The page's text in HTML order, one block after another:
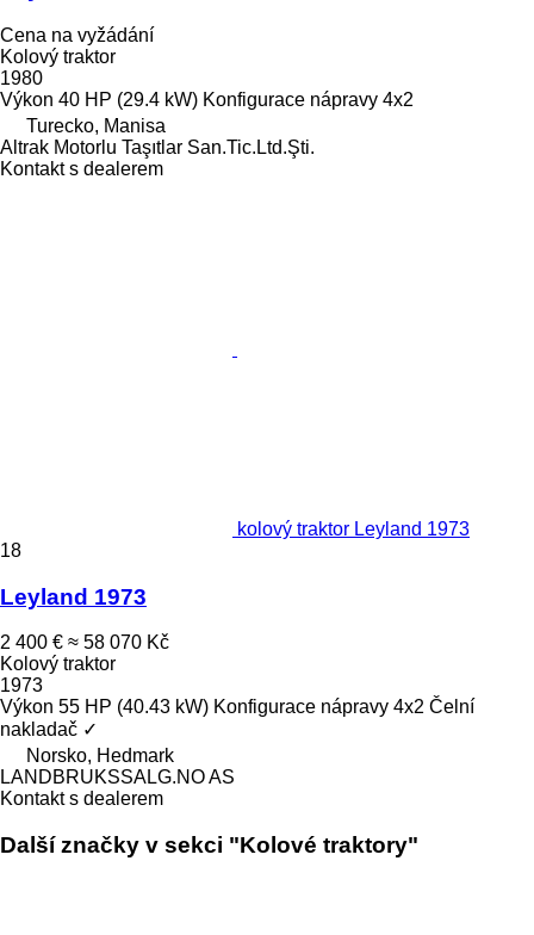
Cena na vyžádání
Kolový traktor
1980
Výkon 40 HP (29.4 kW) Konfigurace nápravy 4x2
Turecko, Manisa
Altrak Motorlu Taşıtlar San.Tic.Ltd.Şti.
Kontakt s dealerem
kolový traktor Leyland 1973
18
Leyland 1973
2 400 € ≈ 58 070 Kč
Kolový traktor
1973
Výkon 55 HP (40.43 kW) Konfigurace nápravy 4x2 Čelní
nakladač ✓
Norsko, Hedmark
LANDBRUKSSALG.NO AS
Kontakt s dealerem
Další značky v sekci "Kolové traktory"